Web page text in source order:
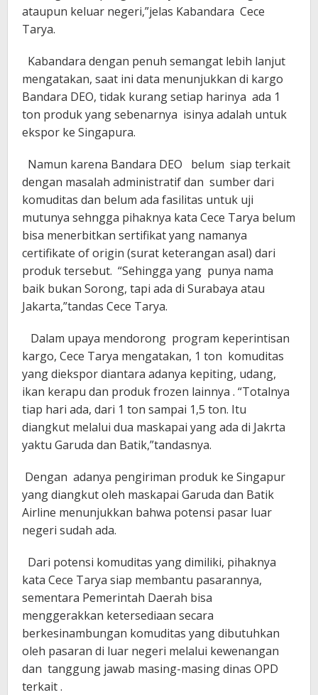
ataupun keluar negeri,”jelas Kabandara Cece
Tarya.
Kabandara dengan penuh semangat lebih lanjut
mengatakan, saat ini data menunjukkan di kargo
Bandara DEO, tidak kurang setiap harinya ada 1
ton produk yang sebenarnya isinya adalah untuk
ekspor ke Singapura.
Namun karena Bandara DEO belum siap terkait
dengan masalah administratif dan sumber dari
komuditas dan belum ada fasilitas untuk uji
mutunya sehngga pihaknya kata Cece Tarya belum
bisa menerbitkan sertifikat yang namanya
certifikate of origin (surat keterangan asal) dari
produk tersebut. “Sehingga yang punya nama
baik bukan Sorong, tapi ada di Surabaya atau
Jakarta,”tandas Cece Tarya.
Dalam upaya mendorong program keperintisan
kargo, Cece Tarya mengatakan, 1 ton komuditas
yang diekspor diantara adanya kepiting, udang,
ikan kerapu dan produk frozen lainnya . “Totalnya
tiap hari ada, dari 1 ton sampai 1,5 ton. Itu
diangkut melalui dua maskapai yang ada di Jakrta
yaktu Garuda dan Batik,”tandasnya.
Dengan adanya pengiriman produk ke Singapur
yang diangkut oleh maskapai Garuda dan Batik
Airline menunjukkan bahwa potensi pasar luar
negeri sudah ada.
Dari potensi komuditas yang dimiliki, pihaknya
kata Cece Tarya siap membantu pasarannya,
sementara Pemerintah Daerah bisa
menggerakkan ketersediaan secara
berkesinambungan komuditas yang dibutuhkan
oleh pasaran di luar negeri melalui kewenangan
dan tanggung jawab masing-masing dinas OPD
terkait .